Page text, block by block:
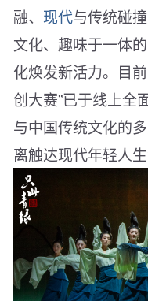
融、 现代与传统碰
文化、趣味于一体
化焕发新活力。目
创大赛”已于线上全
与中国传统文化的
离触达现代年轻人生